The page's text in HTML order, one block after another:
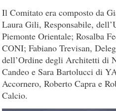
Il Comitato era composto da
Laura Gili, Responsabile,
Piemonte Orientale; Rosalba
CONI; Fabiano Trevisan,
dell’Ordine degli Architetti di
Candeo e Sara Bartolucci di
Accornero, Roberto Capra e
Calcio.